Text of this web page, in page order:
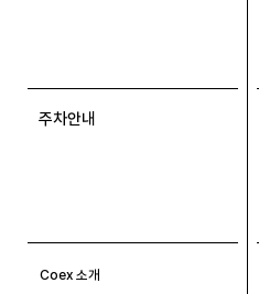
주차안내
Coex 소개